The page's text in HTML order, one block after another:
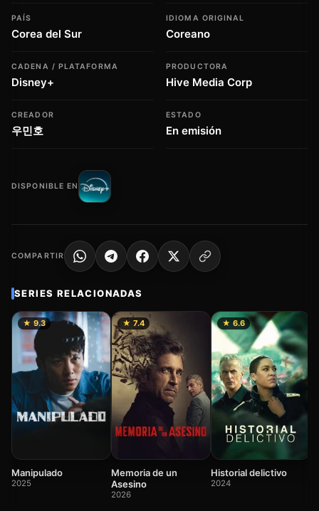
PAÍS
Corea del Sur
IDIOMA ORIGINAL
Coreano
CADENA / PLATAFORMA
Disney+
PRODUCTORA
Hive Media Corp
CREADOR
우민호
ESTADO
En emisión
DISPONIBLE EN
COMPARTIR
SERIES RELACIONADAS
★ 9.3
Manipulado
2025
★ 7.4
Memoria de un
Asesino
2026
★ 6.6
Historial delictivo
2024